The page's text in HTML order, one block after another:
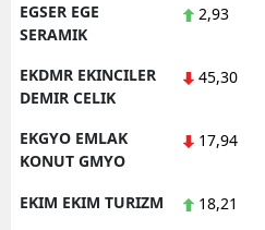
EGSER EGE
SERAMIK
2,93
EKDMR EKINCILER
DEMIR CELIK
45,30
EKGYO EMLAK
KONUT GMYO
17,94
EKIM EKIM TURIZM 18,21